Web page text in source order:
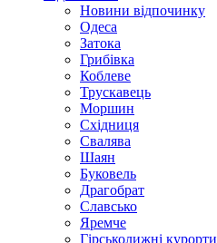
Новини відпочинку
Одеса
Затока
Грибівка
Коблеве
Трускавець
Моршин
Східниця
Свалява
Шаян
Буковель
Драгобрат
Славсько
Яремче
Гірськолижні курорти